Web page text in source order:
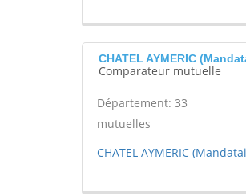
CHATEL AYMERIC
Comparateur mutuelle
Département: 33
mutuelles
CHATEL AYMERIC